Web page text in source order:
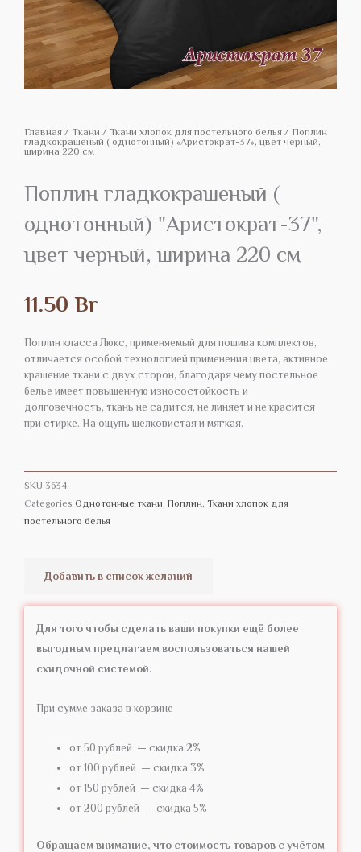
Главная / Tкани / Ткани хлопок для постельного белья / Поплин
гладкокрашеный ( однотонный) «Аристократ-37», цвет черный,
ширина 220 см
Поплин гладкокрашеный (
однотонный) "Аристократ-37",
цвет черный, ширина 220 см
11.50 Br
Поплин класса Люкс, применяемый для пошива комплектов,
отличается особой технологией применения цвета, активное
крашение ткани с двух сторон, благодаря чему постельное
белье имеет повышенную износостойкость и
долговечность, ткань не садится, не линяет и не красится
при стирке. На ощупь шелковистая и мягкая.
SKU 3634
Categories Однотонные ткани, Поплин, Ткани хлопок для
постельного белья
Добавить в список желаний
Для того чтобы сделать ваши покупки ещё более
выгодным предлагаем воспользоваться нашей
скидочной системой.
При сумме заказа в корзине
от 50 рублей — скидка 2%
от 100 рублей — скидка 3%
от 150 рублей — скидка 4%
от 200 рублей — скидка 5%
Обращаем внимание, что стоимость товаров с учётом